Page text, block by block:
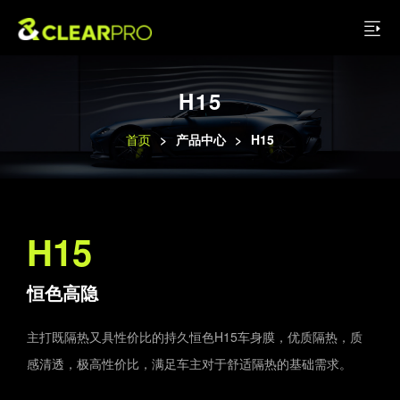
H15
首页 > 产品中心 > H15
H15
恒色高隐
主打既隔热又具性价比的持久恒色H15车身膜，优质隔热，质
感清透，极高性价比，满足车主对于舒适隔热的基础需求。